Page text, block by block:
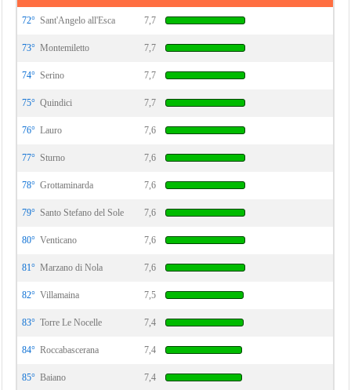
72° Sant'Angelo all'Esca 7,7
73° Montemiletto 7,7
74° Serino 7,7
75° Quindici 7,7
76° Lauro 7,6
77° Sturno 7,6
78° Grottaminarda 7,6
79° Santo Stefano del Sole 7,6
80° Venticano 7,6
81° Marzano di Nola 7,6
82° Villamaina 7,5
83° Torre Le Nocelle 7,4
84° Roccabascerana 7,4
85° Baiano 7,4